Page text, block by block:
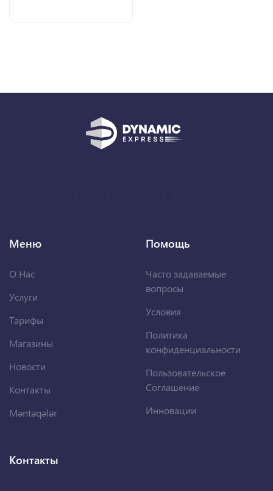
Меню
О Нас
Услуги
Тарифы
Магазины
Новости
Контакты
Məntəqələr
Помощь
Часто задаваемые
вопросы
Условия
Политика
конфиденциальности
Пользовательское
Соглашение
Инновации
Контакты